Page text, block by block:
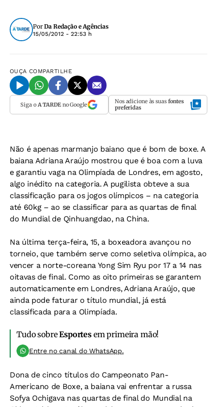
Por Da Redação e Agências
15/05/2012 - 22:53 h
OUÇA COMPARTILHE
Siga o A TARDEno Google Nos adicione às suas fontes
preferidas
Não é apenas marmanjo baiano que é bom de boxe. A
baiana Adriana Araújo mostrou que é boa com a luva
e garantiu vaga na Olimpíada de Londres, em agosto,
algo inédito na categoria. A pugilista obteve a sua
classificação para os jogos olímpicos – na categoria
até 60kg – ao se classificar para as quartas de final
do Mundial de Qinhuangdao, na China.
Na última terça-feira, 15, a boxeadora avançou no
torneio, que também serve como seletiva olímpica, ao
vencer a norte-coreana Yong Sim Ryu por 17 a 14 nas
oitavas de final. Como as oito primeiras se garantem
automaticamente em Londres, Adriana Araújo, que
ainda pode faturar o título mundial, já está
classificada para a Olimpíada.
Tudo sobreEsportesem primeira mão!
Entre no canal do WhatsApp.
Dona de cinco títulos do Campeonato Pan-
Americano de Boxe, a baiana vai enfrentar a russa
Sofya Ochigava nas quartas de final do Mundial na